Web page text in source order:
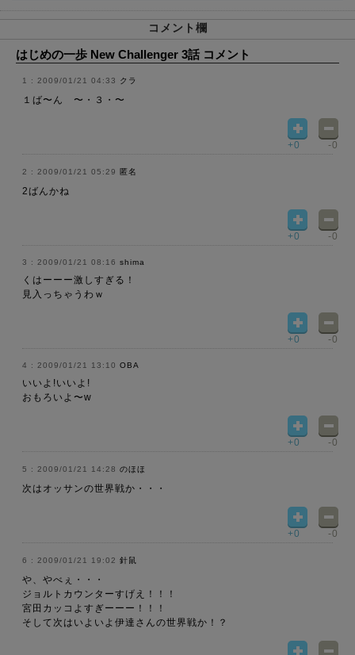
コメント欄
はじめの一歩 New Challenger 3話 コメント
2009/01/21 04:33 クラ
１ば〜ん 〜・３・〜
+0 -0
2009/01/21 05:29 匿名
2ばんかね
+0 -0
2009/01/21 08:16 shima
くはーーー激しすぎる！
見入っちゃうわｗ
+0 -0
2009/01/21 13:10 OBA
いいよ!いいよ!
おもろいよ〜w
+0 -0
2009/01/21 14:28 のほほ
次はオッサンの世界戦か・・・
+0 -0
2009/01/21 19:02 針鼠
や、やべぇ・・・
ジョルトカウンターすげえ！！！
宮田カッコよすぎーーー！！！
そして次はいよいよ伊達さんの世界戦か！？